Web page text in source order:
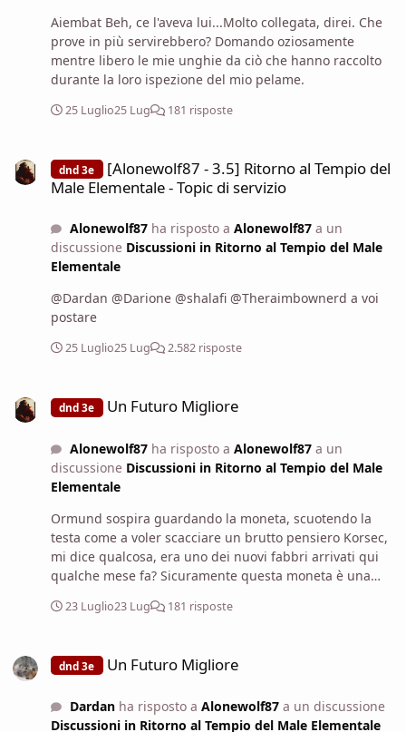
Aiembat Beh, ce l'aveva lui...Molto collegata, direi. Che
prove in più servirebbero? Domando oziosamente
mentre libero le mie unghie da ciò che hanno raccolto
durante la loro ispezione del mio pelame.
25 Luglio25 Lug 181 risposte
dnd 3e
[Alonewolf87 - 3.5] Ritorno al Tempio del
Male Elementale - Topic di servizio
Alonewolf87ha risposto a Alonewolf87a un
discussione Discussioni in Ritorno al Tempio del Male
Elementale
@Dardan @Darione @shalafi @Theraimbownerd a voi
postare
25 Luglio25 Lug 2.582 risposte
dnd 3e Un Futuro Migliore
Alonewolf87ha risposto a Alonewolf87a un
discussione Discussioni in Ritorno al Tempio del Male
Elementale
Ormund sospira guardando la moneta, scuotendo la
testa come a voler scacciare un brutto pensiero Korsec,
mi dice qualcosa, era uno dei nuovi fabbri arrivati qui
qualche mese fa? Sicuramente questa moneta è una
chiudere una cospirazione di grande scala. Come la
servitore del male? Parlavate di un culto tra i contadini,
spiegatevi meglio...
23 Luglio23 Lug 181 risposte
dnd 3e Un Futuro Migliore
Dardanha risposto a Alonewolf87a un discussione
Discussioni in Ritorno al Tempio del Male Elementale